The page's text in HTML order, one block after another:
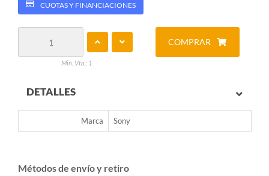
CUOTAS Y FINANCIACIONES
Min. Vta.: 1
COMPRAR
DETALLES
Marca Sony
Métodos de envío y retiro